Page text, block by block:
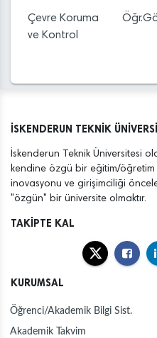
Çevre Koruma
ve Kontrol
İSKENDERUN TEKNİK
İskenderun Teknik Üniversitesi
kendine özgü bir eğitim/öğretim
inovasyonu ve girişimciliği
"özgün" bir üniversite olmaktır.
TAKİPTE KAL
KURUMSAL
Öğrenci/Akademik Bilgi Sist.
Akademik Takvim